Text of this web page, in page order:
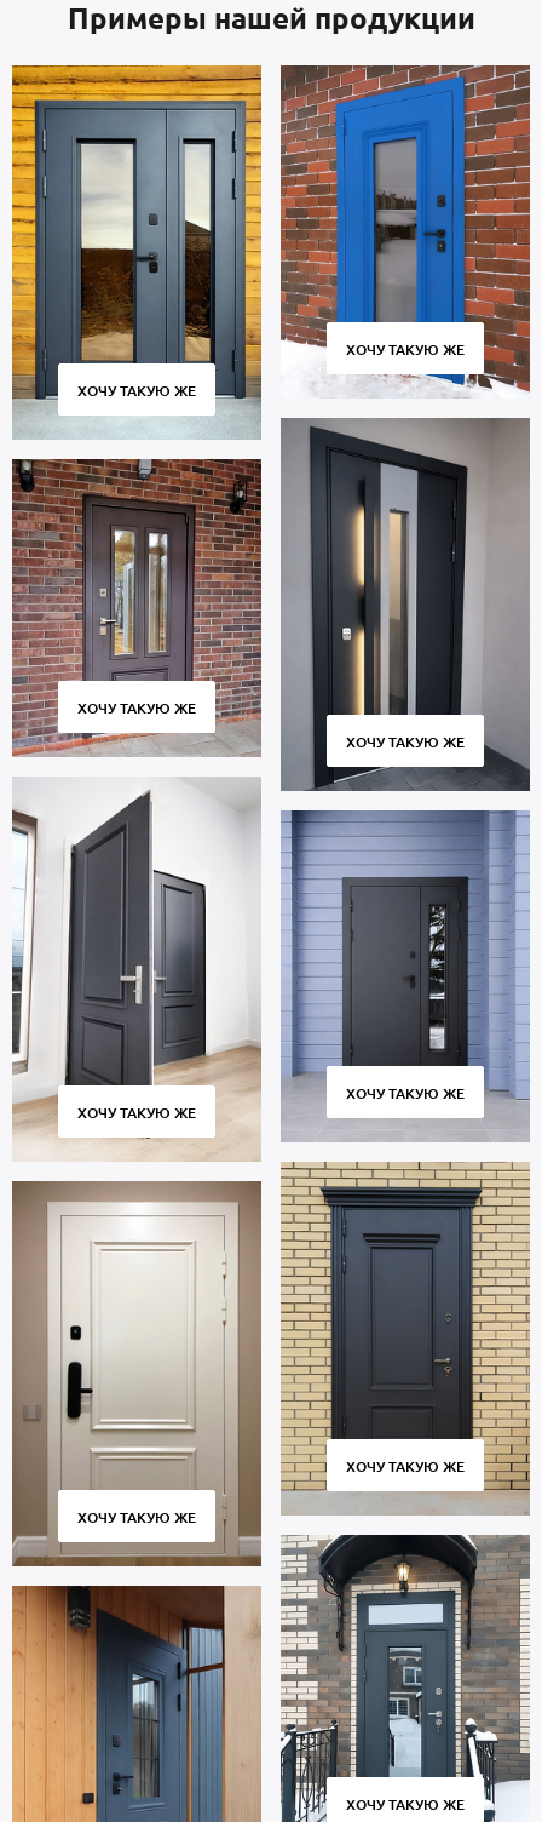
представленных на сайте или из образцов у
специалиста по замерам.
Створка и короб — стальные листы и многоконтурный профиль
российского производства, толщиной 2 мм. Изнутри отделка:
МДФ. Дверь укомплектована взломостойкими замками.
В полости створки находится утепление пеноплекс. Уплотнители
по периметру проема: 2 контура для дополнительной защиты от
шума.
Дверь порошок предназначена для многолетней эксплуатации и
сохраняет работоспособность множества циклов открывания и
закрывания. Современное оборудование, постоянный контроль
качества на всех этапах производства гарантируют плотное
прилегание створки к коробке без провисания и щелей.
Стоимость указана за базовый размер 2000х800 мм. Гарантия 5
лет.
Позвоните в отдел продаж или оставьте заявку на сайте, чтобы
приобрести дверь под ваш размер. Выезд специалиста по
замерам — бесплатно. Быстрое изготовление. Аккуратная
доставка по Москве и МО, установка «под ключ».
Примеры нашей продукции
ХОЧУ ТАКУЮ ЖЕ
ХОЧУ ТАКУЮ ЖЕ
ХОЧУ ТАКУЮ ЖЕ
ХОЧУ ТАКУЮ ЖЕ
ХОЧУ ТАКУЮ ЖЕ
ХОЧУ ТАКУЮ ЖЕ
ХОЧУ ТАКУЮ ЖЕ
ХОЧУ ТАКУЮ ЖЕ
ХОЧУ ТАКУЮ ЖЕ